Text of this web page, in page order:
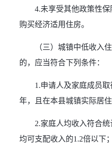
4.未享受其他政策性
购买经济适用住房。
（三）城镇中低收入
的，应当符合下列条件：
1.申请人及家庭成员
年，且在本县城镇实际居住
2.家庭人均收入符合
均可支配收入的1.2倍以下；